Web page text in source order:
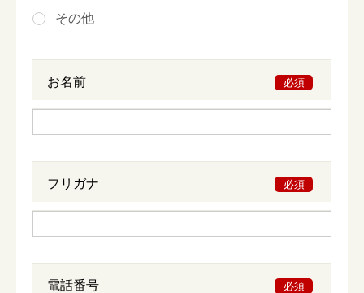
その他
お名前 必須
フリガナ 必須
電話番号 必須